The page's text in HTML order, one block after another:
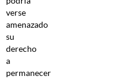
verse
amenazado
su
derecho
a
permanecer